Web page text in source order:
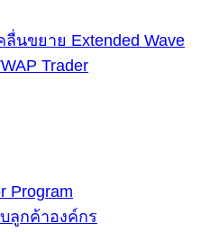
นขยาย Extended Wave
Trader
Program
ลูกค้าองค์กร